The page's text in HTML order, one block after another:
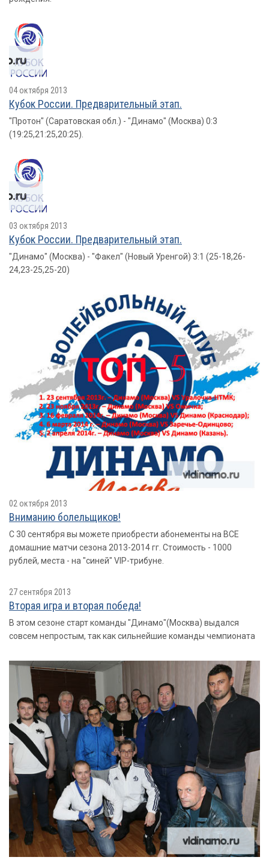
04 октября 2013
Кубок России. Предварительный этап.
"Протон" (Саратовская обл.) - "Динамо" (Москва) 0:3
(19:25,21:25,20:25).
03 октября 2013
Кубок России. Предварительный этап.
"Динамо" (Москва) - "Факел" (Новый Уренгой) 3:1 (25-18,26-
24,23-25,25-20)
02 октября 2013
Вниманию болельщиков!
С 30 сентября вы можете приобрести абонементы на ВСЕ
домашние матчи сезона 2013-2014 гг. Стоимость - 1000
рублей, места - на "синей" VIP-трибуне.
27 сентября 2013
Вторая игра и вторая победа!
В этом сезоне старт команды "Динамо"(Москва) выдался
совсем непростым, так как сильнейшие команды чемпионата